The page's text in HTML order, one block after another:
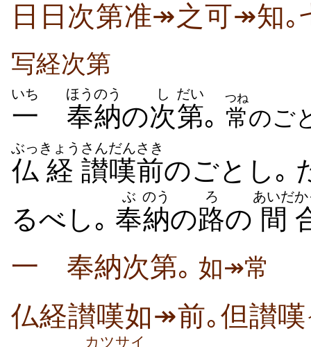
日日次第准↠之可↠知｡
写経次第
一
いち
奉納
ほうのう
の次
し
第
だい
｡ 常
つね
のご
仏
ぶっ
経
きょう
讃嘆
さんだん
前
さき
のごとし｡
るべし｡ 奉
ぶ
納
のう
の路
ろ
の 間
あいだ
一 奉納次第｡ 如↠常
仏経讃嘆如↠前｡但讃嘆
カツサイ